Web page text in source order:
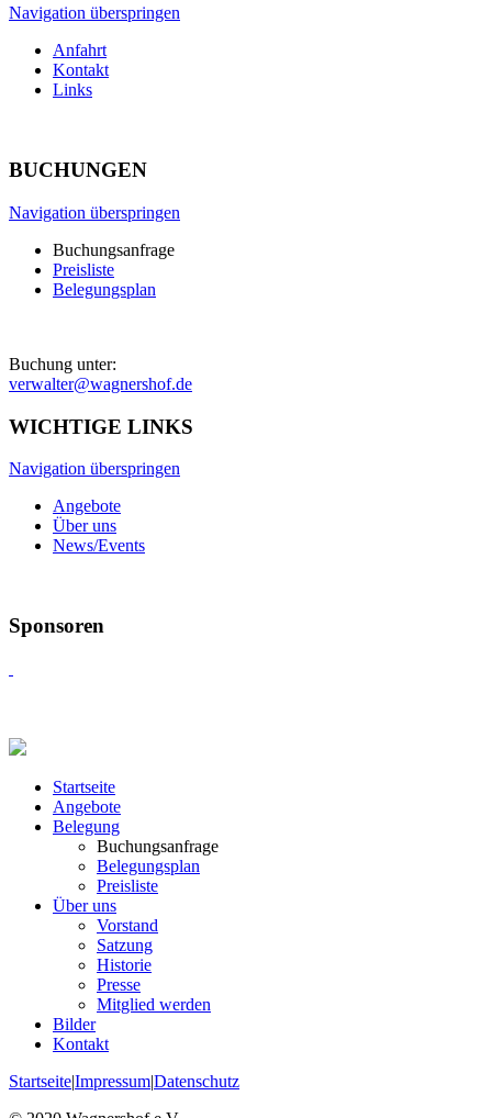
Navigation überspringen
Anfahrt
Kontakt
Links
BUCHUNGEN
Navigation überspringen
Buchungsanfrage
Preisliste
Belegungsplan
Buchung unter:
verwalter@wagnershof.de
WICHTIGE LINKS
Navigation überspringen
Angebote
Über uns
News/Events
Sponsoren
Startseite
Angebote
Belegung
Buchungsanfrage
Belegungsplan
Preisliste
Über uns
Vorstand
Satzung
Historie
Presse
Mitglied werden
Bilder
Kontakt
Startseite|Impressum|Datenschutz